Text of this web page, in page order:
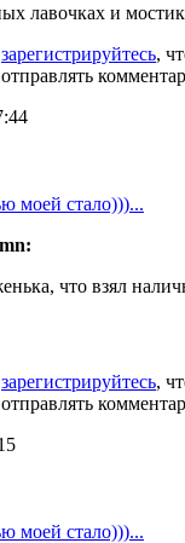
лавочках и
зарегистрируйтесь,
моей стало)))...
что взял
зарегистрируйтесь,
моей стало)))...